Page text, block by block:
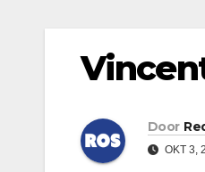
Door
OKT 3,